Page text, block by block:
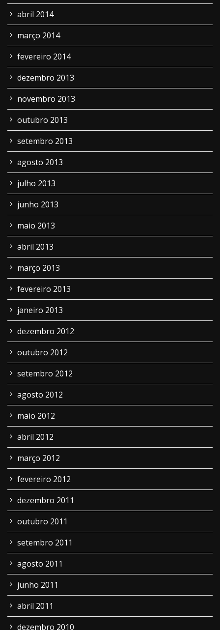
abril 2014
março 2014
fevereiro 2014
dezembro 2013
novembro 2013
outubro 2013
setembro 2013
agosto 2013
julho 2013
junho 2013
maio 2013
abril 2013
março 2013
fevereiro 2013
janeiro 2013
dezembro 2012
outubro 2012
setembro 2012
agosto 2012
maio 2012
abril 2012
março 2012
fevereiro 2012
dezembro 2011
outubro 2011
setembro 2011
agosto 2011
junho 2011
abril 2011
dezembro 2010